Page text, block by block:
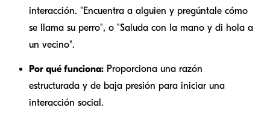
interacción. "Encuentra a alguien y pregúntale cómo
se llama su perro", o "Saluda con la mano y di hola a
un vecino".
Por qué funciona: Proporciona una razón
estructurada y de baja presión para iniciar una
interacción social.